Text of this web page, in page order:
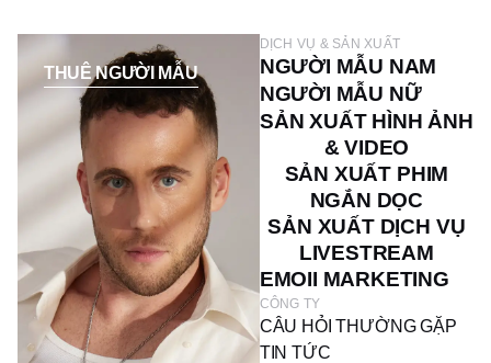
THUÊ NGƯỜI MẪU
DỊCH VỤ & SẢN XUẤT
NGƯỜI MẪU NAM
NGƯỜI MẪU NỮ
SẢN XUẤT HÌNH ẢNH
& VIDEO
SẢN XUẤT PHIM
NGẮN DỌC
SẢN XUẤT DỊCH VỤ
LIVESTREAM
EMOII MARKETING
CÔNG TY
CÂU HỎI THƯỜNG GẶP
TIN TỨC